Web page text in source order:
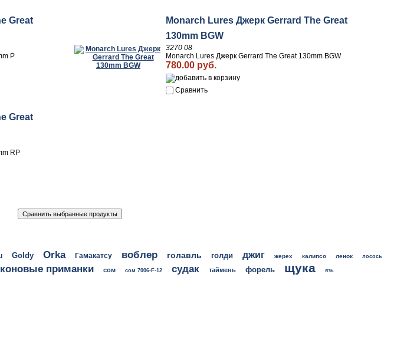
Great
P
Monarch Lures Джерк Gerrard The Great
130mm BGW
3270 08
Monarch Lures Джерк Gerrard The Great 130mm BGW
780.00 руб.
Сравнить
Great
RP
Goldy Orka Гамакатсу воблер голавль голди джиг жерех калипсо ленок лосось
приманки сом сом 7006-F-12 судак таймень форель щука язь